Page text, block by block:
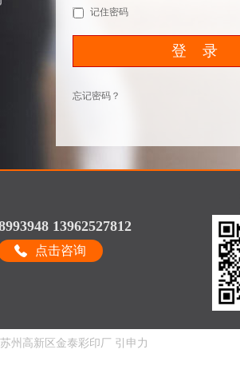
记住密码
忘记密码？
13962527812
点击咨询
苏州高新区金泰彩印厂 引申力